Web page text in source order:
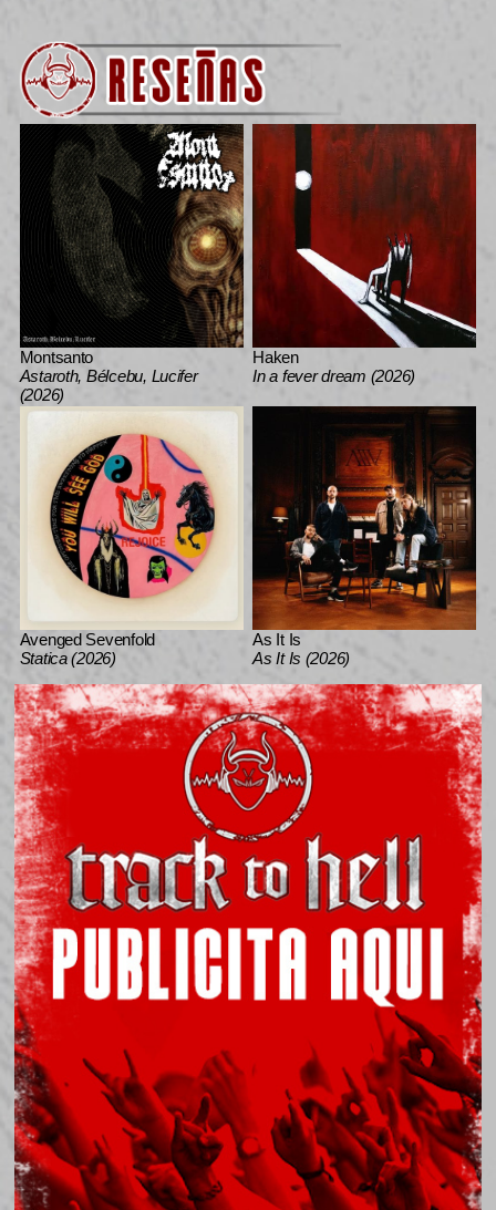
Montsanto
Astaroth, Bélcebu, Lucifer
(2026)
Haken
In a fever dream (2026)
Avenged Sevenfold
Statica (2026)
As It Is
As It Is (2026)